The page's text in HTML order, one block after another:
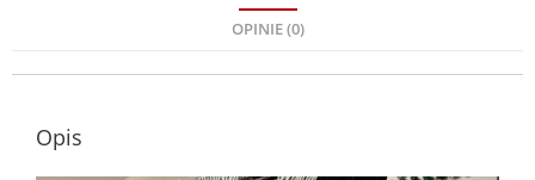
OPINIE (0)
Opis